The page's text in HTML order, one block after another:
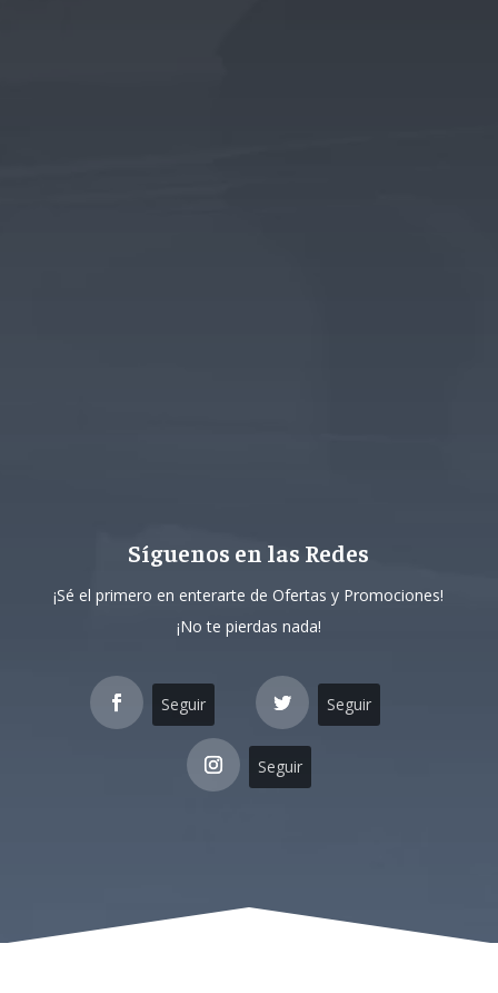
Síguenos en las Redes
¡Sé el primero en enterarte de Ofertas y Promociones!
¡No te pierdas nada!
Seguir Seguir
Seguir